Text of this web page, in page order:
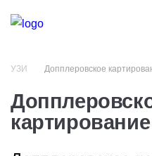
УЗИ Допплеровское